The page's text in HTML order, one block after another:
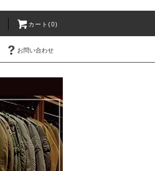
カート(0)
お問い合わせ